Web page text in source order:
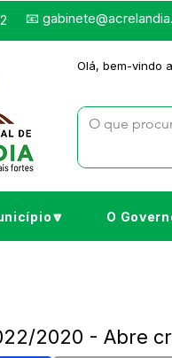
📧
Olá, bem-vindo
O
2020 - Abre